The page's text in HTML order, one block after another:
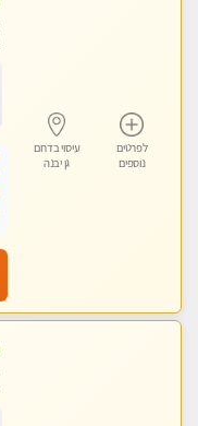
לפרטים
נוספים
עיסוי בדרום
גן יבנה